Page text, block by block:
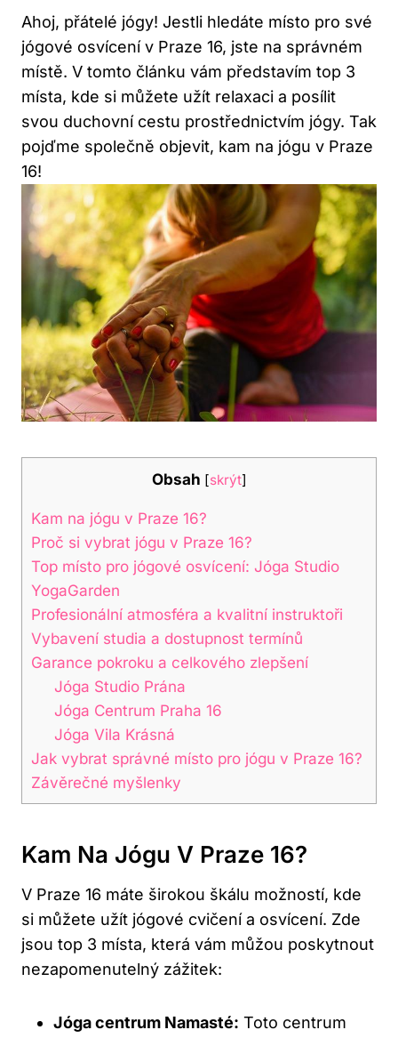
Ahoj, přátelé jógy! Jestli hledáte místo pro své
jógové osvícení v Praze 16, jste na správném
místě. V tomto článku vám představím top 3
místa, kde si můžete užít relaxaci a posílit
svou duchovní cestu prostřednictvím jógy. Tak
pojďme společně objevit, kam na jógu v Praze
16!
Obsah [skrýt]
Kam na jógu v Praze 16?
Proč si vybrat jógu v Praze 16?
Top místo pro jógové osvícení: Jóga Studio
YogaGarden
Profesionální atmosféra a kvalitní instruktoři
Vybavení studia a dostupnost termínů
Garance pokroku a celkového zlepšení
Jóga Studio Prána
Jóga Centrum Praha 16
Jóga Vila Krásná
Jak vybrat správné místo pro jógu v Praze 16?
Závěrečné myšlenky
Kam Na Jógu V Praze 16?
V Praze 16 máte širokou škálu možností, kde
si můžete užít jógové cvičení a osvícení. Zde
jsou top 3 místa, která vám můžou poskytnout
nezapomenutelný zážitek:
Jóga centrum Namasté: Toto centrum